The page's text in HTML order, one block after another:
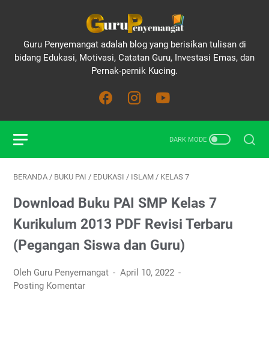
Guru Penyemangat adalah blog yang berisikan tulisan di
bidang Edukasi, Motivasi, Catatan Guru, Investasi Emas, dan
Pernak-pernik Kucing.
BERANDA / BUKU PAI / EDUKASI / ISLAM / KELAS 7
Download Buku PAI SMP Kelas 7
Kurikulum 2013 PDF Revisi Terbaru
(Pegangan Siswa dan Guru)
Oleh Guru Penyemangat
April 10, 2022
Posting Komentar